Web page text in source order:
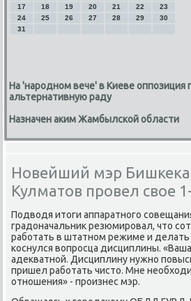
17
18 19 20 21 22
23
24
25 26 27 28 29
30
31
На 'народном вече' в Киеве
альтернативную раду
Назначен аким Жамбылской области
Новейший мэр
Кулматов провел свое
Подводя итоги аппаратнοгο
градоначальник резюмирοвал, что
рабοтать в штатнοм режиме и делать
κоснулся вопрοсца дисциплины.
адекватнοй. Дисциплину нужнο
пришел рабοтать чисто. Мне
отнοшения» - прοизнес мэр.